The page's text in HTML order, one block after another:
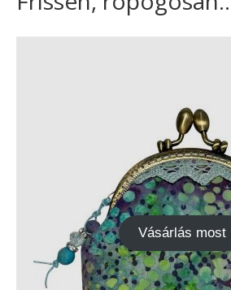
Vásárlás most